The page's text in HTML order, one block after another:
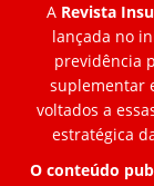
A Revista
lançada no
previdência
suplementar
voltados a
estratégica
O conteúdo